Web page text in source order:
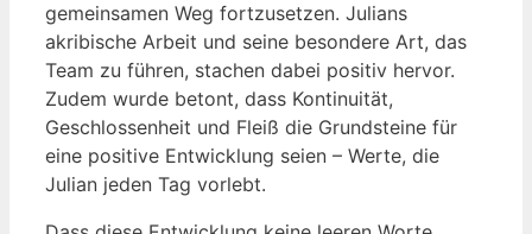
gemeinsamen Weg fortzusetzen. Julians
akribische Arbeit und seine besondere Art, das
Team zu führen, stachen dabei positiv hervor.
Zudem wurde betont, dass Kontinuität,
Geschlossenheit und Fleiß die Grundsteine für
eine positive Entwicklung seien – Werte, die
Julian jeden Tag vorlebt.